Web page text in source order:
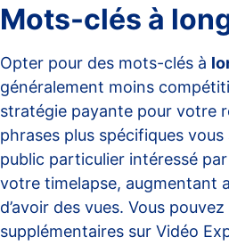
Mots-clés à
Opter pour des mots-clés à
généralement moins
stratégie payante pour votre
phrases plus spécifiques
public particulier intéressé
votre timelapse, augmentant
d’avoir des vues. Vous
supplémentaires sur Vidéo